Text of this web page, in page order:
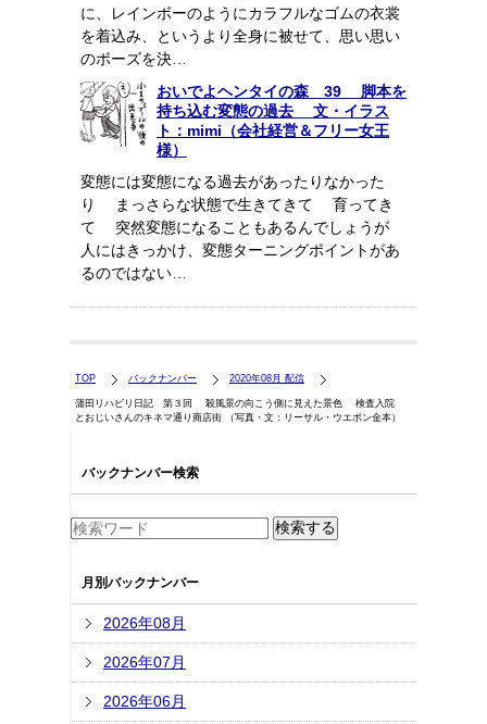
に、レインボーのようにカラフルなゴムの衣裳
を着込み、というより全身に被せて、思い思い
のポーズを決…
おいでよヘンタイの森 39 脚本を
持ち込む変態の過去 文・イラス
ト：mimi（会社経営＆フリー女王
様）
変態には変態になる過去があったりなかった
り まっさらな状態で生きてきて 育ってき
て 突然変態になることもあるんでしょうが
人にはきっかけ、変態ターニングポイントがあ
るのではない…
TOP バックナンバー 2020年08月 配信
蒲田リハビリ日記 第３回 殺風景の向こう側に見えた景色 検査入院
とおじいさんのキネマ通り商店街 （写真・文：リーサル・ウエポン金本）
バックナンバー検索
月別バックナンバー
2026年08月
2026年07月
2026年06月